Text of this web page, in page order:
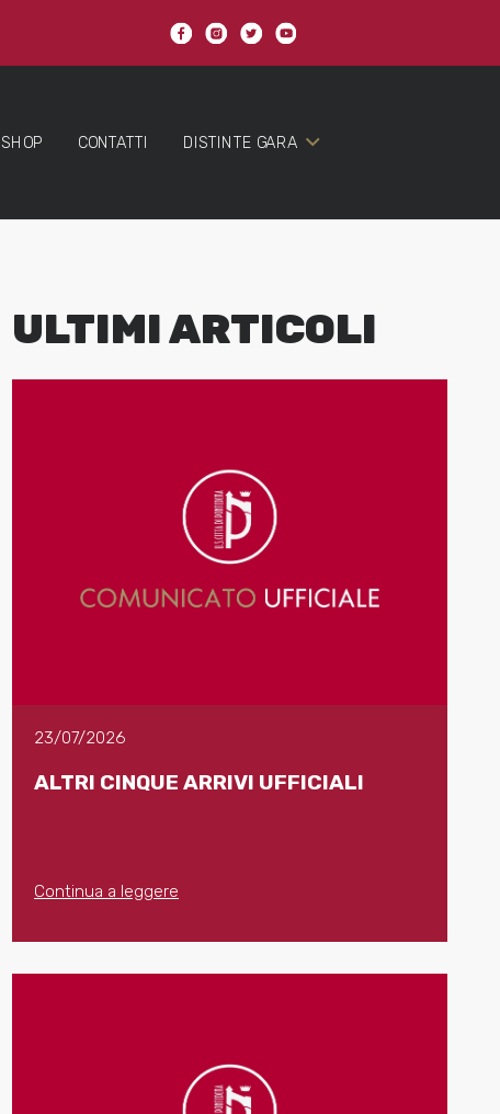
SHOP CONTATTI DISTINTE GARA
ULTIMI ARTICOLI
23/07/2026
ALTRI CINQUE ARRIVI UFFICIALI
Continua a leggere